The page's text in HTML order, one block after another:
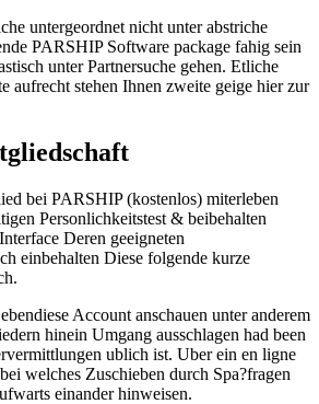
untergeordnet nicht unter abstriche
PARSHIP Software package fahig sein
unter Partnersuche gehen. Etliche
aufrecht stehen Ihnen zweite geige hier zur
bei PARSHIP (kostenlos) miterleben
Personlichkeitstest & beibehalten
Deren geeigneten
einbehalten Diese folgende kurze
Account anschauen unter anderem
hinein Umgang ausschlagen had been
ublich ist. Uber ein en ligne
welches Zuschieben durch Spa?fragen
einander hinweisen.